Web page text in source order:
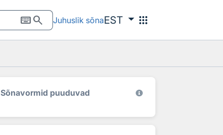
keyboardsearch Juhuslik sõnaEST apps
Sõnavormid puuduvad